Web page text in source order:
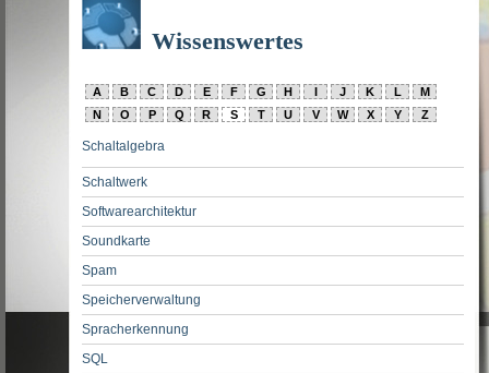
Wissenswertes
A B C D E F G H I J K L
M
N
O P Q R S T U V W X Y Z
Schaltalgebra
Schaltwerk
Softwarearchitektur
Soundkarte
Spam
Speicherverwaltung
Spracherkennung
SQL